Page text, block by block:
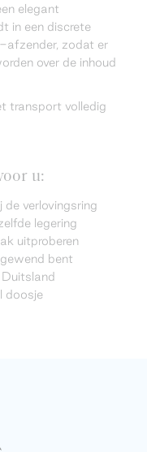
elegant
in een discrete
afzender, zodat er
over de inhoud
transport volledig
u:
verlovingsring
legering
uitproberen
bent
doosje